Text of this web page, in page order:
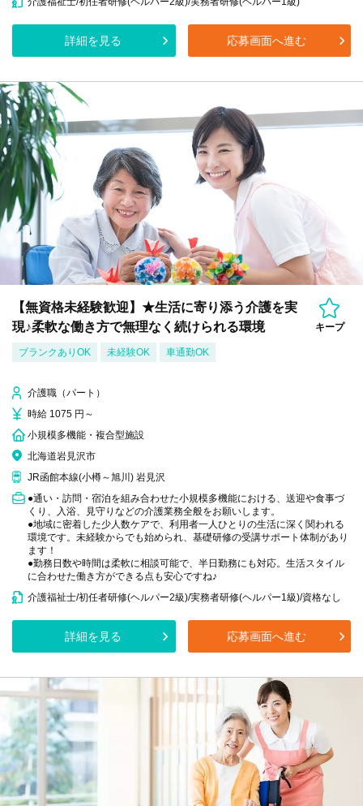
詳細を見る 応募画面へ進む
【無資格未経験歓迎】★生活に寄り添う介護を実
現♪柔軟な働き方で無理なく続けられる環境
キープ
ブランクありOK 未経験OK 車通勤OK
介護職（パート）
時給 1075 円～
小規模多機能・複合型施設
北海道岩見沢市
JR函館本線(小樽～旭川) 岩見沢
●通い・訪問・宿泊を組み合わせた小規模多機能における、送迎や食事づ
くり、入浴、見守りなどの介護業務全般をお願いします。
●地域に密着した少人数ケアで、利用者一人ひとりの生活に深く関われる
環境です。未経験からでも始められ、基礎研修の受講サポート体制があり
ます！
●勤務日数や時間は柔軟に相談可能で、半日勤務にも対応。生活スタイル
に合わせた働き方ができる点も安心ですね♪
介護福祉士/初任者研修(ヘルパー2級)/実務者研修(ヘルパー1級)/資格なし
詳細を見る 応募画面へ進む